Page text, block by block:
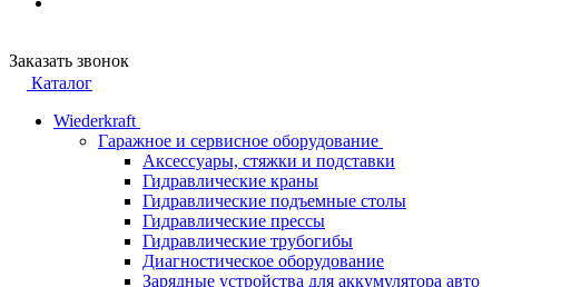
Заказать звонок
Каталог
Wiederkraft
Гаражное и сервисное оборудование
Аксессуары, стяжки и подставки
Гидравлические краны
Гидравлические подъемные столы
Гидравлические прессы
Гидравлические трубогибы
Диагностическое оборудование
Зарядные устройства для аккумулятора авто